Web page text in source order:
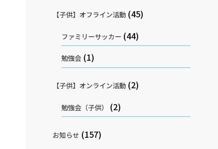
【子供】オフライン活動 (45)
ファミリーサッカー (44)
勉強会(1)
【子供】オンライン活動 (2)
勉強会（子供） (2)
お知らせ (157)